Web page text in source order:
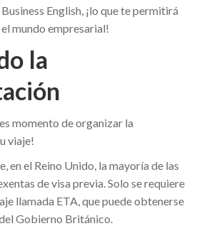
English, ¡lo que te permitirá
mundo empresarial!
la
momento de organizar la
viaje!
en el Reino Unido, la mayoría de las
de visa previa. Solo se requiere
llamada ETA, que puede obtenerse
Gobierno Británico.